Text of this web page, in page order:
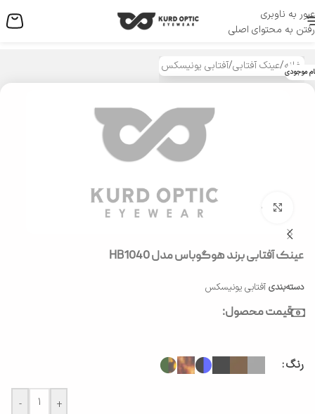
عبور به ناوبری
رفتن به محتوای اصلی
منو
خانه/عینک آفتابی/آفتابی یونیسکس موجودی
بزرگنمایی تصویر
عینک آفتابی برند هوگوباس مدل HB1040
دسته‌بندی آفتابی یونیسکس
قیمت محصول:
رنگ
- +